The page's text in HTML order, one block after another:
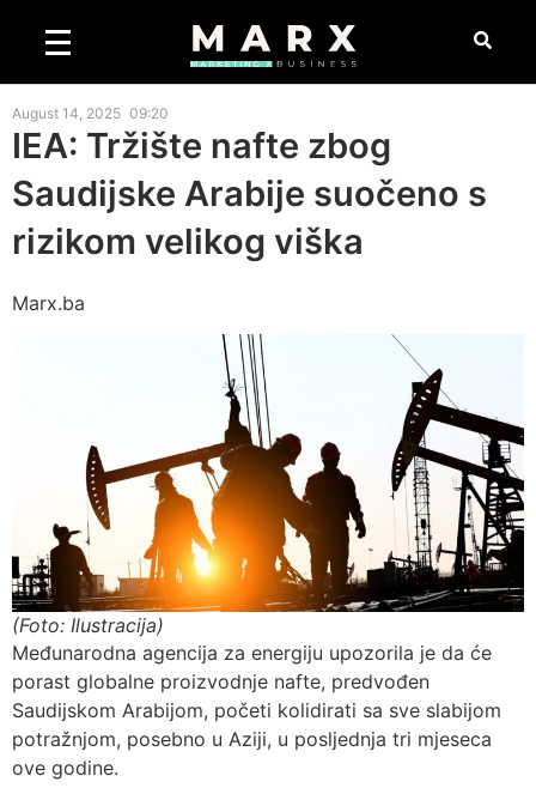
August 14, 2025 09:20
IEA: Tržište nafte zbog
Saudijske Arabije suočeno s
rizikom velikog viška
Marx.ba
(Foto: Ilustracija)
Međunarodna agencija za energiju upozorila je da će
porast globalne proizvodnje nafte, predvođen
Saudijskom Arabijom, početi kolidirati sa sve slabijom
potražnjom, posebno u Aziji, u posljednja tri mjeseca
ove godine.